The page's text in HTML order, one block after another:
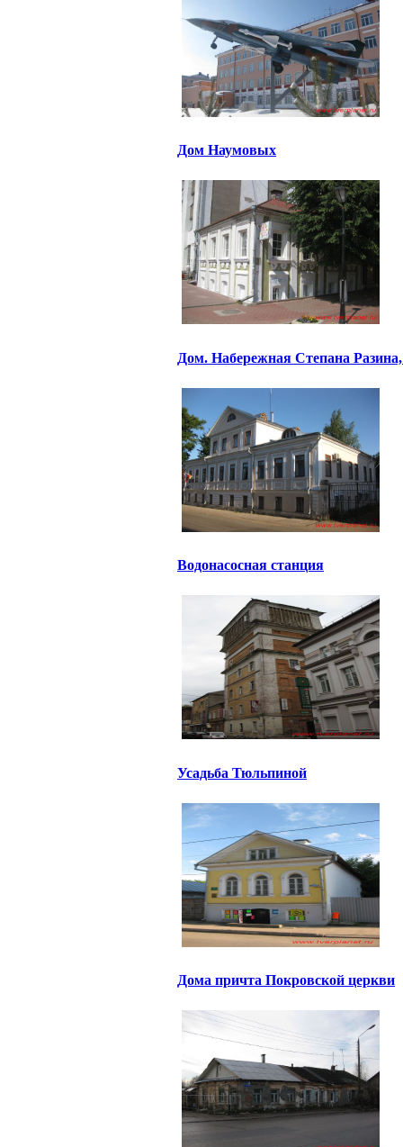
Дом Наумовых
Дом. Набережная Степана
Водонасосная станция
Усадьба Тюльпиной
Дома причта Покровской церкви